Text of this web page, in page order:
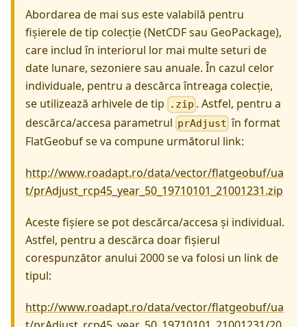
Abordarea de mai sus este valabilă pentru
fișierele de tip colecție (NetCDF sau GeoPackage),
care includ în interiorul lor mai multe seturi de
date lunare, sezoniere sau anuale. În cazul celor
individuale, pentru a descărca întreaga colecție,
se utilizează arhivele de tip
.zip . Astfel, pentru a
descărca/accesa parametrul prAdjust în format
FlatGeobuf se va compune următorul link:
http://www.roadapt.ro/data/vector/flatgeobuf/ua
t/prAdjust_rcp45_year_50_19710101_21001231.zip
Aceste fișiere se pot descărca/accesa și individual.
Astfel, pentru a descărca doar fișierul
corespunzător anului 2000 se va folosi un link de
tipul:
http://www.roadapt.ro/data/vector/flatgeobuf/ua